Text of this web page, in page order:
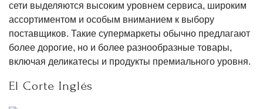
сети выделяются высоким уровнем сервиса, широким
ассортиментом и особым вниманием к выбору
поставщиков. Такие супермаркеты обычно предлагают
более дорогие, но и более разнообразные товары,
включая деликатесы и продукты премиального уровня.
El Corte Inglés